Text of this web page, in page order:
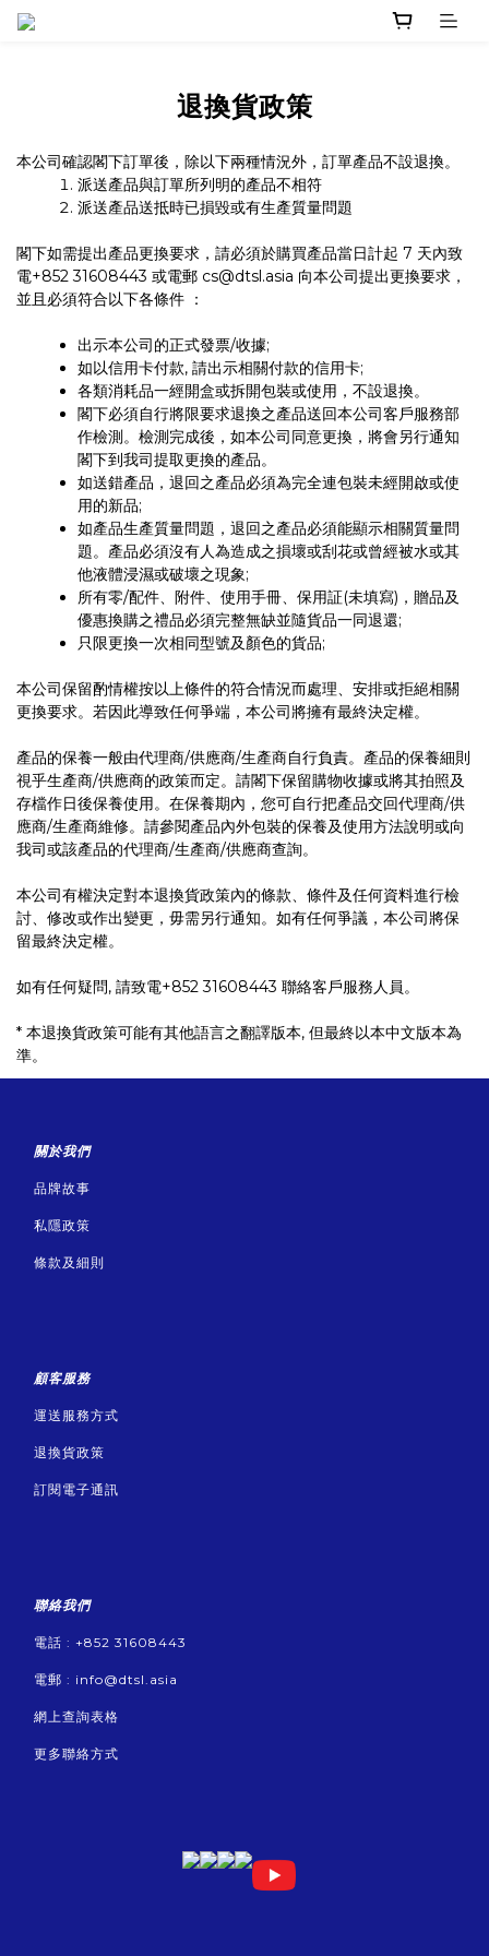
退換貨政策
本公司確認閣下訂單後， 除以下兩種情況外，訂單產品不設退換。
派送產品與訂單所列明的產品不相符
派送產品送抵時已損毀或有生產質量問題
閣下如需提出產品更換要求，請必須於購買產品當日計起 7 天內致
電+852 31608443 或電郵 cs@dtsl.asia 向本公司提出更換要求，
並且必須符合以下各條件 ：
出示本公司的正式發票/收據;
如以信用卡付款, 請出示相關付款的信用卡;
各類消耗品一經開盒或拆開包裝或使用，不設退換。
閣下必須自行將限要求退換之產品送回本公司客戶服務部
作檢測。檢測完成後，如本公司同意更換，將會另行通知
閣下到我司提取更換的產品。
如送錯產品，退回之產品必須為完全連包裝未經開啟或使
用的新品;
如產品生產質量問題，退回之產品必須能顯示相關質量問
題。產品必須沒有人為造成之損壞或刮花或曾經被水或其
他液體浸濕或破壞之現象;
所有零/配件、附件、使用手冊、保用証(未填寫)，贈品及
優惠換購之禮品必須完整無缺並隨貨品一同退還;
只限更換一次相同型號及顏色的貨品;
本公司保留酌情權按以上條件的符合情況而處理、安排或拒絕相關
更換要求。若因此導致任何爭端，本公司將擁有最終決定權。
產品的保養一般由代理商/供應商/生產商自行負責。產品的保養細則
視乎生產商/供應商的政策而定。請閣下保留購物收據或將其拍照及
存檔作日後保養使用。在保養期內，您可自行把產品交回代理商/供
應商/生產商維修。請參閱產品內外包裝的保養及使用方法說明或向
我司或該產品的代理商/生產商/供應商查詢。
本公司有權決定對本退換貨政策內的條款、條件及任何資料進行檢
討、修改或作出變更，毋需另行通知。如有任何爭議，本公司將保
留最終決定權。
如有任何疑問, 請致電+852 31608443 聯絡客戶服務人員。
* 本退換貨政策可能有其他語言之翻譯版本, 但最終以本中文版本為
準。
關於我們
品牌故事
私隱政策
條款及細則
顧客服務
運送服務方式
退換貨政策
訂閱電子通訊
聯絡我們
電話 : +852 31608443
電郵 : info@dtsl.asia
網上查詢表格
更多聯絡方式